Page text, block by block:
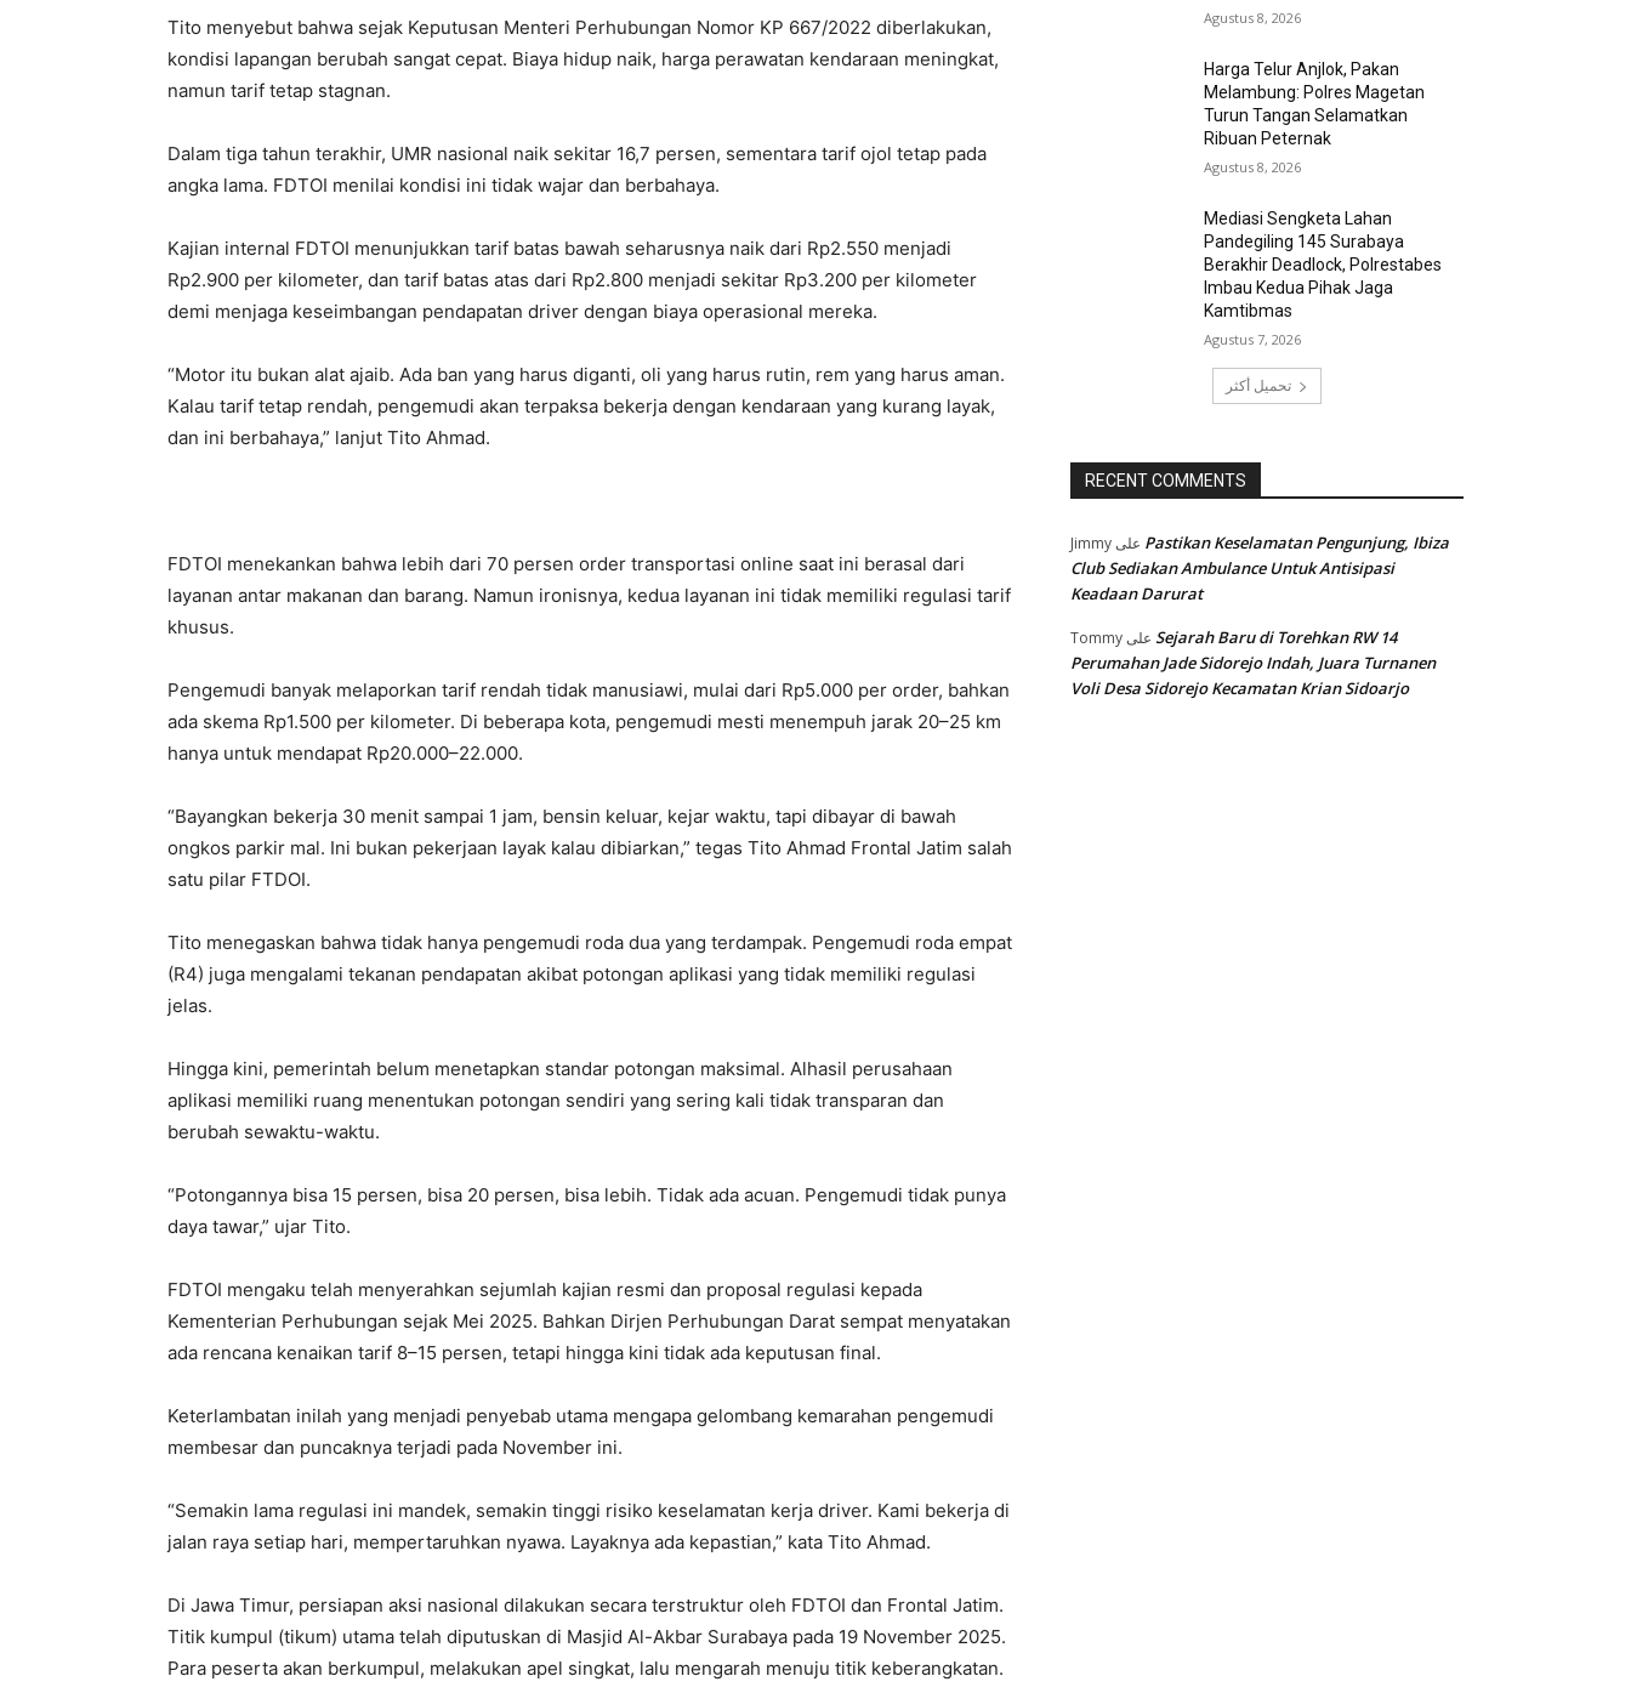
Tito menyebut bahwa sejak Keputusan Menteri Perhubungan Nomor KP 667/2022 diberlakukan,
kondisi lapangan berubah sangat cepat. Biaya hidup naik, harga perawatan kendaraan meningkat,
namun tarif tetap stagnan.
Dalam tiga tahun terakhir, UMR nasional naik sekitar 16,7 persen, sementara tarif ojol tetap pada
angka lama. FDTOI menilai kondisi ini tidak wajar dan berbahaya.
Kajian internal FDTOI menunjukkan tarif batas bawah seharusnya naik dari Rp2.550 menjadi
Rp2.900 per kilometer, dan tarif batas atas dari Rp2.800 menjadi sekitar Rp3.200 per kilometer
demi menjaga keseimbangan pendapatan driver dengan biaya operasional mereka.
“Motor itu bukan alat ajaib. Ada ban yang harus diganti, oli yang harus rutin, rem yang harus aman.
Kalau tarif tetap rendah, pengemudi akan terpaksa bekerja dengan kendaraan yang kurang layak,
dan ini berbahaya,” lanjut Tito Ahmad.
FDTOI menekankan bahwa lebih dari 70 persen order transportasi online saat ini berasal dari
layanan antar makanan dan barang. Namun ironisnya, kedua layanan ini tidak memiliki regulasi tarif
khusus.
Pengemudi banyak melaporkan tarif rendah tidak manusiawi, mulai dari Rp5.000 per order, bahkan
ada skema Rp1.500 per kilometer. Di beberapa kota, pengemudi mesti menempuh jarak 20–25 km
hanya untuk mendapat Rp20.000–22.000.
“Bayangkan bekerja 30 menit sampai 1 jam, bensin keluar, kejar waktu, tapi dibayar di bawah
ongkos parkir mal. Ini bukan pekerjaan layak kalau dibiarkan,” tegas Tito Ahmad Frontal Jatim salah
satu pilar FTDOI.
Tito menegaskan bahwa tidak hanya pengemudi roda dua yang terdampak. Pengemudi roda empat
(R4) juga mengalami tekanan pendapatan akibat potongan aplikasi yang tidak memiliki regulasi
jelas.
Hingga kini, pemerintah belum menetapkan standar potongan maksimal. Alhasil perusahaan
aplikasi memiliki ruang menentukan potongan sendiri yang sering kali tidak transparan dan
berubah sewaktu-waktu.
“Potongannya bisa 15 persen, bisa 20 persen, bisa lebih. Tidak ada acuan. Pengemudi tidak punya
daya tawar,” ujar Tito.
FDTOI mengaku telah menyerahkan sejumlah kajian resmi dan proposal regulasi kepada
Kementerian Perhubungan sejak Mei 2025. Bahkan Dirjen Perhubungan Darat sempat menyatakan
ada rencana kenaikan tarif 8–15 persen, tetapi hingga kini tidak ada keputusan final.
Keterlambatan inilah yang menjadi penyebab utama mengapa gelombang kemarahan pengemudi
membesar dan puncaknya terjadi pada November ini.
“Semakin lama regulasi ini mandek, semakin tinggi risiko keselamatan kerja driver. Kami bekerja di
jalan raya setiap hari, mempertaruhkan nyawa. Layaknya ada kepastian,” kata Tito Ahmad.
Di Jawa Timur, persiapan aksi nasional dilakukan secara terstruktur oleh FDTOI dan Frontal Jatim.
Titik kumpul (tikum) utama telah diputuskan di Masjid Al-Akbar Surabaya pada 19 November 2025.
Para peserta akan berkumpul, melakukan apel singkat, lalu mengarah menuju titik keberangkatan.
Agustus 8, 2026
Harga Telur Anjlok, Pakan
Melambung: Polres Magetan
Turun Tangan Selamatkan
Ribuan Peternak
Agustus 8, 2026
Mediasi Sengketa Lahan
Pandegiling 145 Surabaya
Berakhir Deadlock, Polrestabes
Imbau Kedua Pihak Jaga
Kamtibmas
Agustus 7, 2026
تحميل أكثر
RECENT COMMENTS
Jimmy
Pastikan Keselamatan Pengunjung, Ibiza
Club Sediakan Ambulance Untuk Antisipasi
Keadaan Darurat
Tommy
Sejarah Baru di Torehkan RW 14
Perumahan Jade Sidorejo Indah, Juara Turnanen
Voli Desa Sidorejo Kecamatan Krian Sidoarjo